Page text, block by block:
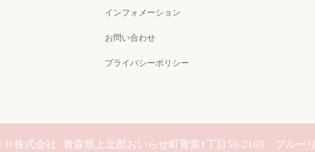
インフォメーション
お問い合わせ
プライバシーポリシー
Ｈ株式会社 青森県上北郡おいらせ町青葉1丁目50-2169 ブルー